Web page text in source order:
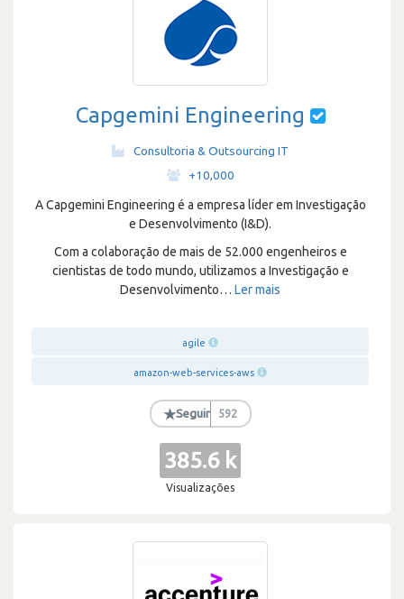
Capgemini Engineering
Consultoria & Outsourcing IT
+10,000
A Capgemini Engineering é a empresa líder em Investigação
e Desenvolvimento (I&D).
Com a colaboração de mais de 52.000 engenheiros e
cientistas de todo mundo, utilizamos a Investigação e
Desenvolvimento… Ler mais
agile
amazon-web-services-aws
★Seguir 592
385.6 k
Visualizações